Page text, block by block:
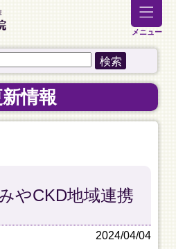
メニュー
情報
やCKD地域連携
2024/04/04